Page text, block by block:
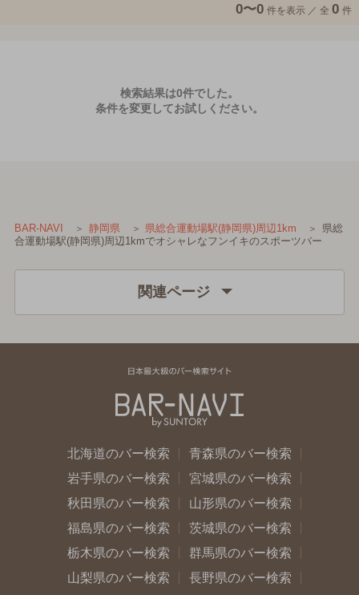
0〜0 件を表示 ／ 全 0 件
検索結果は0件でした。
条件を変更してお試しください。
BAR-NAVI 静岡県 県総合運動場駅(静岡県)周辺1km
県総
合運動場駅(静岡県)周辺1kmでオシャレなフンイキのスポーツバー
関連ページ
北海道のバー検索
青森県のバー検索
岩手県のバー検索
宮城県のバー検索
秋田県のバー検索
山形県のバー検索
福島県のバー検索
茨城県のバー検索
栃木県のバー検索
群馬県のバー検索
山梨県のバー検索
長野県のバー検索